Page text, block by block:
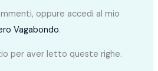
oppure accedi al mio
Vagabondo.
per aver letto queste righe.